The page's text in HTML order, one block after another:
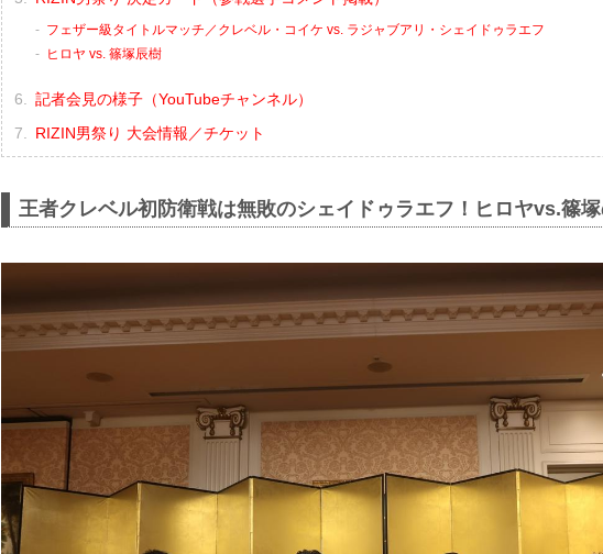
フェザー級タイトルマッチ／クレベル・コイケ vs. ラジャブアリ・シェイドゥラエフ
ヒロヤ vs. 篠塚辰樹
記者会見の様子（YouTubeチャンネル）
RIZIN男祭り 大会情報／チケット
王者クレベル初防衛戦は無敗のシェイドゥラエフ！ヒロヤvs.篠